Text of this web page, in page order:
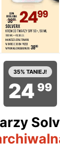
35% TANIEJ!
24 99